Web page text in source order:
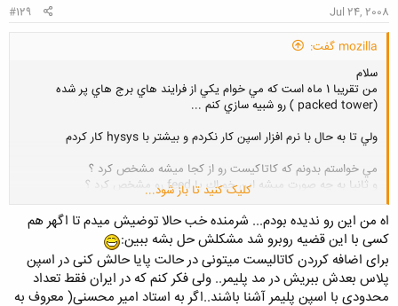
Jul 24, 2008
#129
mozilla گفت:
سلام
من تقريبا 1 ماه است كه مي خوام يكي از فرايند هاي برج هاي پر شده
(packed tower ) رو شبيه سازي كنم ...
ولي تا به حال با نرم افزار اسپن كار نكردم و بيشتر با hysys كار كردم
مي خواستم بدونم كه كاتاكيست رو از كجا ميشه مشخص كرد ؟
و ثانيا به چه صورت ميشه اين خوراك يا feed رو مشخص كرد ؟
چون در hysys همون اول معادله حالت و feed رو ميشه مشخص كرد ...
خواهشا كمك كنيد ...
ممنون
کلیک کنید تا باز شود...
اه من این رو ندیده بودم... شرمنده خب حالا توضیش میدم تا اگهر هم
کسی با این قضیه روبرو شد مشکلش حل بشه ببین:
برای اضافه کرردن کاتالیست میتونی در حالت پایا حالش کنی در اسپن
پلاس بعدش ببریش در مد پلیمر.. ولی فکر کنم که در ایران فقط تعداد
محدودی با اسپن پلیمر آشنا باشند..اگر به استاد امیر محسنی( معروف به